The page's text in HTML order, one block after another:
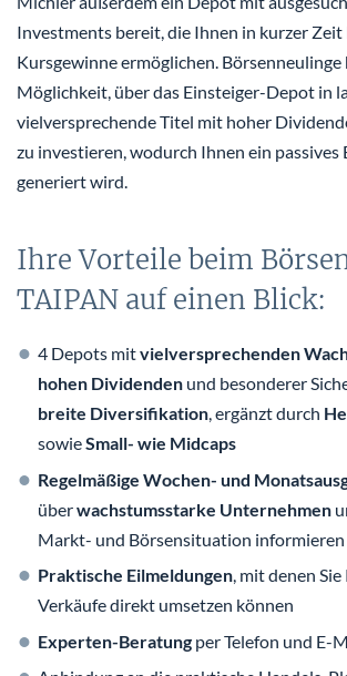
Investments bereit, die Ihnen in kurzer Zeit
Kursgewinne ermöglichen. Börsenneulinge
Möglichkeit, über das Einsteiger-Depot in
vielversprechende Titel mit hoher
zu investieren, wodurch Ihnen ein passives
generiert wird.
Ihre Vorteile beim
TAIPAN auf einen Blick:
4 Depots mitvielversprechenden
hohen Dividenden und besonderer
breite Diversifikation, ergänzt durch
sowieSmall- wie Midcaps
Regelmäßige Wochen- und
überwachstumsstarke Unternehmen
Markt- und Börsensituation informieren
Praktische Eilmeldungen, mit denen
Verkäufe direkt umsetzen können
Experten-Beratung per Telefon und E-